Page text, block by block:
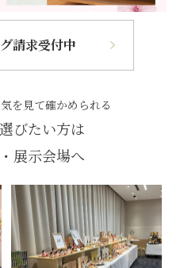
請求受付中
を見て確かめられる
びたい方は
展示会場へ